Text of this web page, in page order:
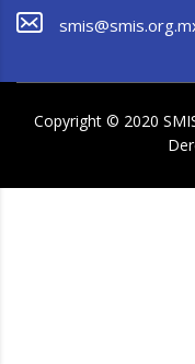
Copyright © 2020